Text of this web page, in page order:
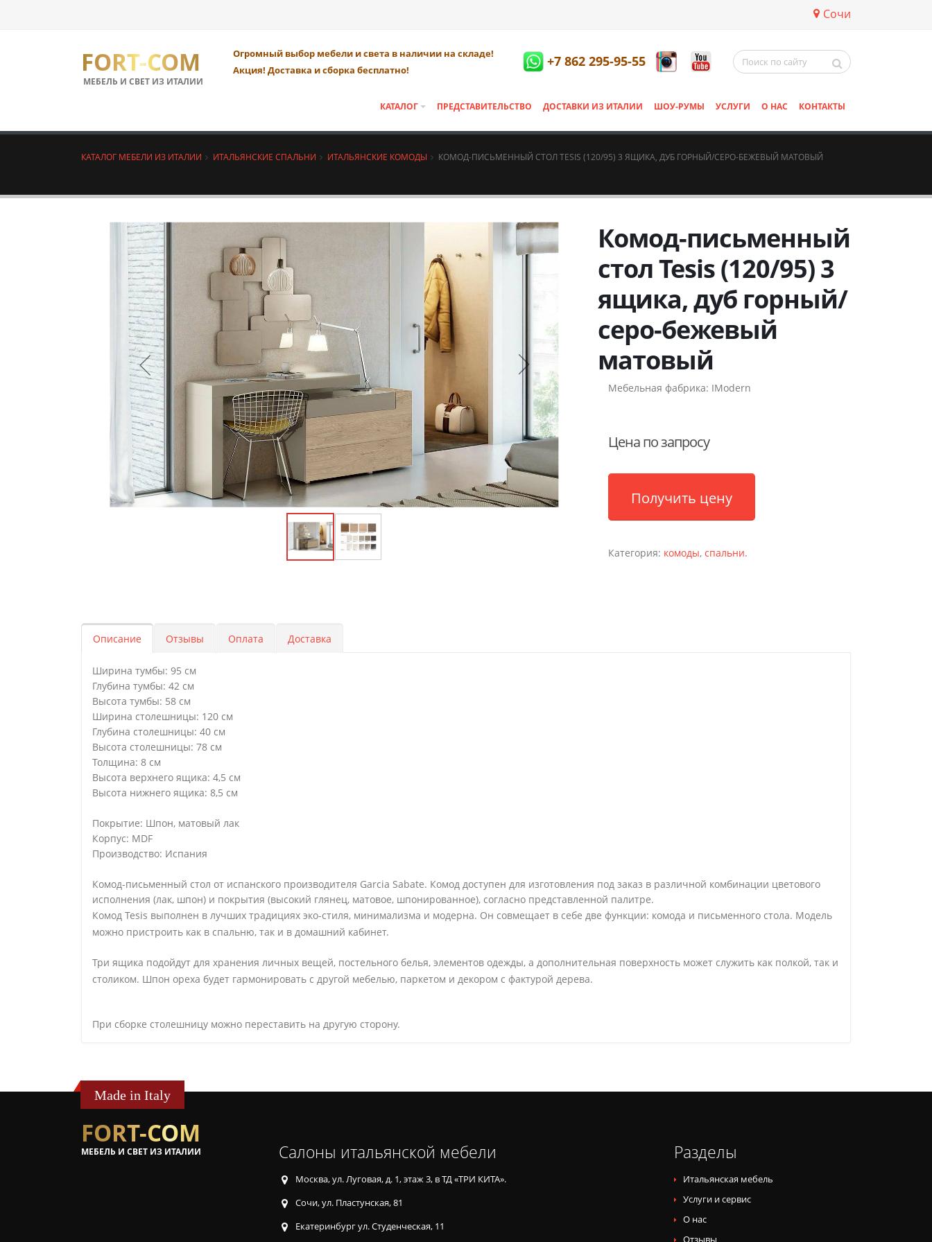
Сочи
FORT-COM
МЕБЕЛЬ И СВЕТ ИЗ ИТАЛИИ
Огромный выбор мебели и света в наличии на складе!
Акция! Доставка и сборка бесплатно!
+7 862 295-95-55
КАТАЛОГ ПРЕДСТАВИТЕЛЬСТВО ДОСТАВКИ ИЗ ИТАЛИИ ШОУ-РУМЫ УСЛУГИ О НАС КОНТАКТЫ
КАТАЛОГ МЕБЕЛИ ИЗ ИТАЛИИ ИТАЛЬЯНСКИЕ СПАЛЬНИ ИТАЛЬЯНСКИЕ КОМОДЫ КОМОД-ПИСЬМЕННЫЙ СТОЛ TESIS (120/95) 3 ЯЩИКА, ДУБ ГОРНЫЙ/СЕРО-БЕЖЕВЫЙ МАТОВЫЙ
Комод-письменный
стол Tesis (120/95) 3
ящика, дуб горный/
серо-бежевый
матовый
Мебельная фабрика: IModern
Цена по запросу
Получить цену
Категория: комоды, спальни.
Описание Отзывы Оплата Доставка
Ширина тумбы: 95 см
Глубина тумбы: 42 см
Высота тумбы: 58 см
Ширина столешницы: 120 см
Глубина столешницы: 40 см
Высота столешницы: 78 см
Толщина: 8 см
Высота верхнего ящика: 4,5 см
Высота нижнего ящика: 8,5 см
Покрытие: Шпон, матовый лак
Корпус: MDF
Производство: Испания
Комод-письменный стол от испанского производителя Garcia Sabate. Комод доступен для изготовления под заказ в различной комбинации цветового
исполнения (лак, шпон) и покрытия (высокий глянец, матовое, шпонированное), согласно представленной палитре.
Комод Tesis выполнен в лучших традициях эко-стиля, минимализма и модерна. Он совмещает в себе две функции: комода и письменного стола. Модель
можно пристроить как в спальню, так и в домашний кабинет.
Три ящика подойдут для хранения личных вещей, постельного белья, элементов одежды, а дополнительная поверхность может служить как полкой, так и
столиком. Шпон ореха будет гармонировать с другой мебелью, паркетом и декором с фактурой дерева.
При сборке столешницу можно переставить на другую сторону.
Made in Italy
FORT-COM
МЕБЕЛЬ И СВЕТ ИЗ ИТАЛИИ Салоны итальянской мебели
Москва, ул. Луговая, д. 1, этаж 3, в ТД «ТРИ КИТА».
Сочи, ул. Пластунская, 81
Екатеринбург ул. Студенческая, 11
Разделы
Итальянская мебель
Услуги и сервис
О нас
Отзывы